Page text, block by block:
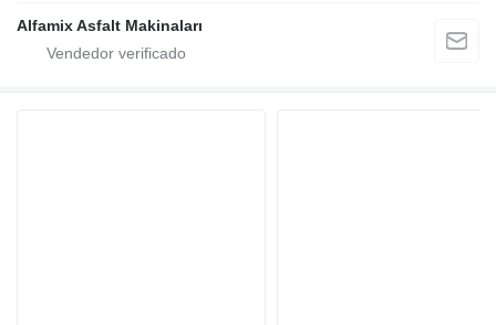
Alfamix Asfalt Makinaları